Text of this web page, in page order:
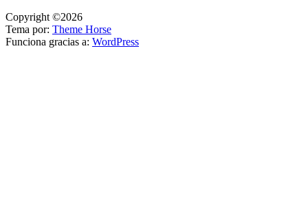
Copyright ©2026
Tema por: Theme Horse
Funciona gracias a: WordPress